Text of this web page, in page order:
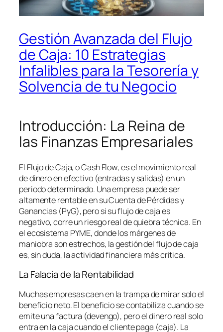
Gestión Avanzada del Flujo
de Caja: 10 Estrategias
Infalibles para la Tesorería y
Solvencia de tu Negocio
Introducción: La Reina de
las Finanzas Empresariales
El Flujo de Caja, oCash Flow, es el movimiento real
de dinero en efectivo (entradas y salidas) en un
periodo determinado. Una empresa puede ser
altamente rentable en su Cuenta de Pérdidas y
Ganancias (PyG), pero si su flujo de caja es
negativo, corre un riesgo real de quiebra técnica. En
el ecosistema PYME, donde los márgenes de
maniobra son estrechos, la gestión del flujo de caja
es, sin duda, la actividad financiera más crítica.
La Falacia de la Rentabilidad
Muchas empresas caen en la trampa de mirar solo el
beneficio neto. El beneficio se contabiliza cuando se
emite una factura (devengo), pero el dinero real solo
entra en la caja cuando el cliente paga (caja). La